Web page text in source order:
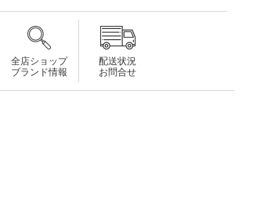
全店ショップ
ブランド情報
配送状況
お問合せ